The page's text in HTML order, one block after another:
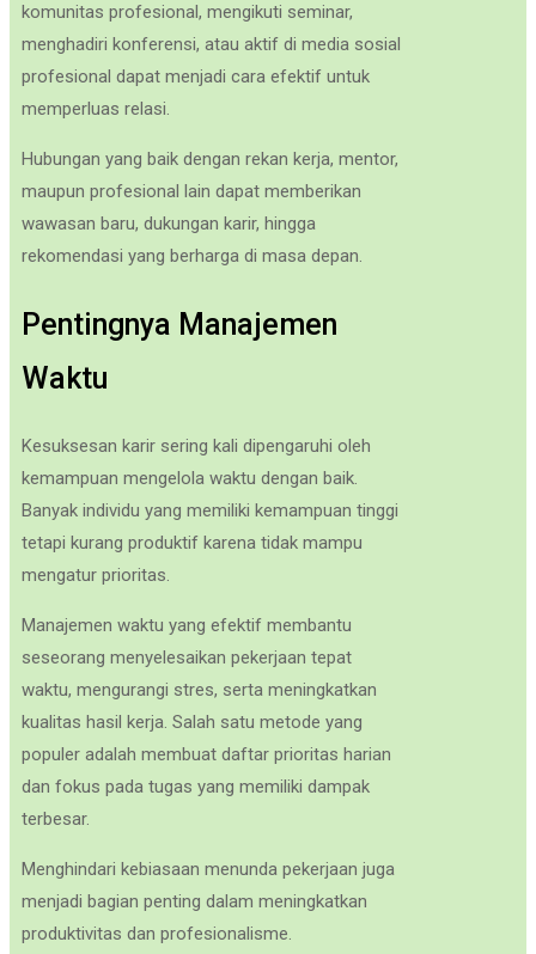
komunitas profesional, mengikuti seminar,
menghadiri konferensi, atau aktif di media sosial
profesional dapat menjadi cara efektif untuk
memperluas relasi.
Hubungan yang baik dengan rekan kerja, mentor,
maupun profesional lain dapat memberikan
wawasan baru, dukungan karir, hingga
rekomendasi yang berharga di masa depan.
Pentingnya Manajemen
Waktu
Kesuksesan karir sering kali dipengaruhi oleh
kemampuan mengelola waktu dengan baik.
Banyak individu yang memiliki kemampuan tinggi
tetapi kurang produktif karena tidak mampu
mengatur prioritas.
Manajemen waktu yang efektif membantu
seseorang menyelesaikan pekerjaan tepat
waktu, mengurangi stres, serta meningkatkan
kualitas hasil kerja. Salah satu metode yang
populer adalah membuat daftar prioritas harian
dan fokus pada tugas yang memiliki dampak
terbesar.
Menghindari kebiasaan menunda pekerjaan juga
menjadi bagian penting dalam meningkatkan
produktivitas dan profesionalisme.